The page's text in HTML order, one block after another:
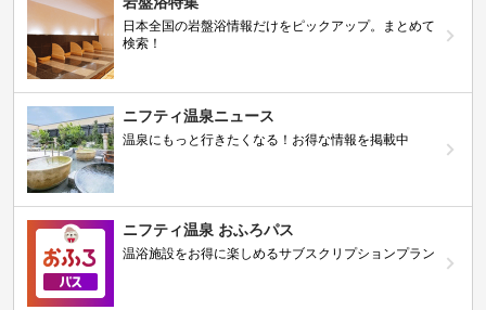
日本全国の岩盤浴情報だけをピックアップ。まとめて
検索！
ニフティ温泉ニュース
温泉にもっと行きたくなる！お得な情報を掲載中
ニフティ温泉 おふろパス
温浴施設をお得に楽しめるサブスクリプションプラン